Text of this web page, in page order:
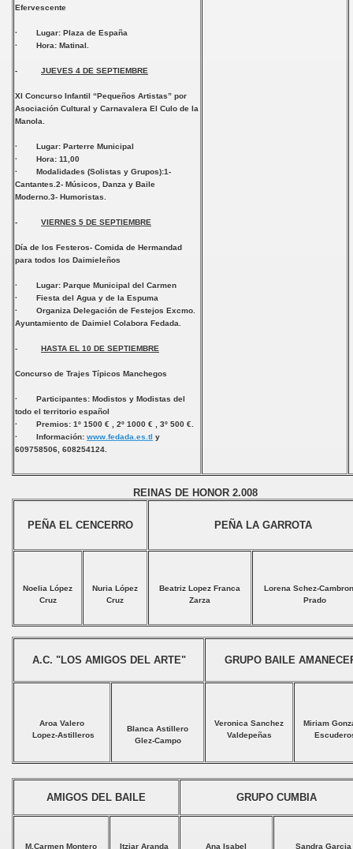
Efervescente
· Lugar: Plaza de España
· Hora: Matinal.
- JUEVES 4 DE SEPTIEMBRE
XI Concurso Infantil “Pequeños Artistas” por
Asociación Cultural y Carnavalera El Culo de la
Manola.
· Lugar: Parterre Municipal
· Hora: 11,00
· Modalidades (Solistas y Grupos):1-
Cantantes.2- Músicos, Danza y Baile
Moderno.3- Humoristas.
- VIERNES 5 DE SEPTIEMBRE
Día de los Festeros- Comida de Hermandad
para todos los Daimieleños
· Lugar: Parque Municipal del Carmen
· Fiesta del Agua y de la Espuma
· Organiza Delegación de Festejos Excmo.
Ayuntamiento de Daimiel Colabora Fedada.
- HASTA EL 10 DE SEPTIEMBRE
Concurso de Trajes Típicos Manchegos
· Participantes: Modistos y Modistas del
todo el territorio español
· Premios: 1º 1500 € , 2º 1000 € , 3º 500 €.
· Información: www.fedada.es.tl y
609758506, 608254124.
REINAS DE HONOR 2.008
PEÑA EL CENCERRO PEÑA LA GARROTA
Noelia López
Cruz
Nuria López
Cruz
Beatriz Lopez Franca
Zarza
Lorena Schez-
Prado
A.C. "LOS AMIGOS DEL ARTE" GRUPO BAILE
Aroa Valero
Lopez-Astilleros
Blanca Astillero
Glez-Campo
Veronica Sanchez
Valdepeñas
Miriam
AMIGOS DEL BAILE GRUPO CUMBIA
M.Carmen Montero Itziar Aranda Ana Isabel Sandra Garcia